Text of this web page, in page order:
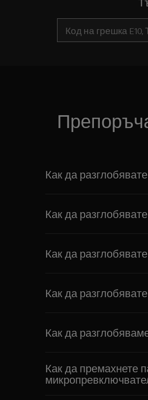
Как да
Как да
Как да
Как да
Как да
Как да премахнете